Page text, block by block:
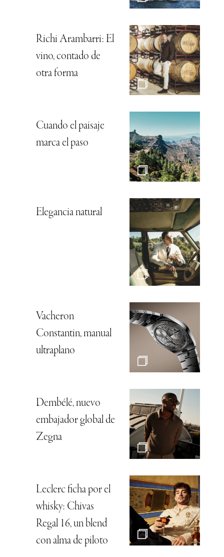
Richi Arambarri: El
vino, contado de
otra forma
Cuando el paisaje
marca el paso
Elegancia natural
Vacheron
Constantin, manual
ultraplano
Dembélé, nuevo
embajador global de
Zegna
Leclerc ficha por el
whisky: Chivas
Regal 16, un blend
con alma de piloto